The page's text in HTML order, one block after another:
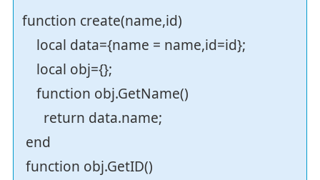
function create(name,id)
local data={name = name,id=id};
local obj={};
function obj.GetName()
return data.name;
end
function obj.GetID()